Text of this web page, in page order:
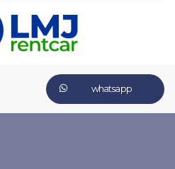
whatsapp